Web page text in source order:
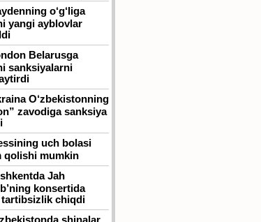
o‘g‘liga
yangi ayblovlar
Belarusga
sanksiyalarni
O‘zbekistonning
zavodiga sanksiya
uch bolasi
qolishi mumkin
Jah
konsertida
tartibsizlik chiqdi
shinalar